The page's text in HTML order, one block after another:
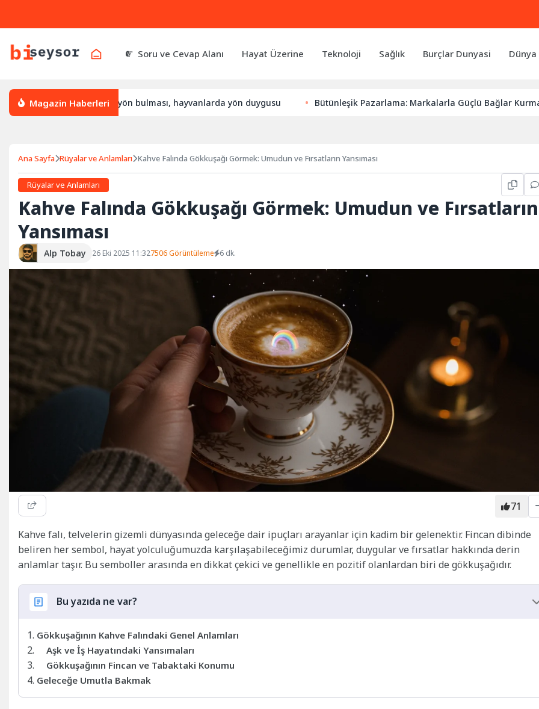
Soru ve Cevap Alanı Hayat Üzerine Teknoloji Sağlık Burçlar Dunyasi
Magazin Haberleri
yön bulur, leylek yön bulması, hayvanlarda yön duygusu Bütünleşik Pazarlama: Markalarla Güçlü Bağlar Kurmanın
Ana Sayfa Rüyalar ve Anlamları Kahve Falında Gökkuşağı Görmek: Umudun ve Fırsatların Yansıması
Rüyalar ve Anlamları
Kahve Falında Gökkuşağı Görmek: Umudun ve Fırsatların
Yansıması
Alp Tobay 26 Eki 2025 11:327506 Görüntüleme 6 dk.
71
Kahve falı, telvelerin gizemli dünyasında geleceğe dair ipuçları arayanlar için kadim bir gelenektir. Fincan dibinde
beliren her sembol, hayat yolculuğumuzda karşılaşabileceğimiz durumlar, duygular ve fırsatlar hakkında derin
anlamlar taşır. Bu semboller arasında en dikkat çekici ve genellikle en pozitif olanlardan biri de gökkuşağıdır.
Bu yazıda ne var?
Gökkuşağının Kahve Falındaki Genel Anlamları
Aşk ve İş Hayatındaki Yansımaları
Gökkuşağının Fincan ve Tabaktaki Konumu
Geleceğe Umutla Bakmak